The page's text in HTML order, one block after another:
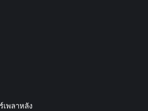
เพลาหลัง